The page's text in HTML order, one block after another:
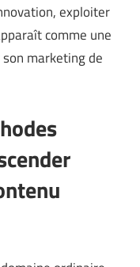
exploiter
comme une
marketing de